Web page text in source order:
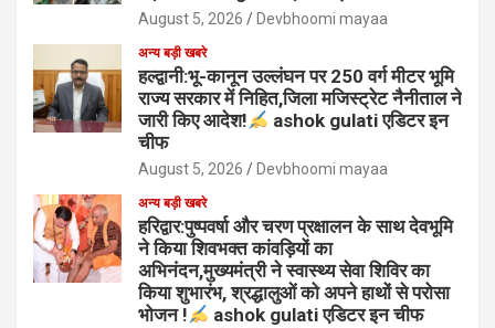
August 5, 2026 Devbhoomi mayaa
अन्य बड़ी खबरे
हल्द्वानी:भू-कानून उल्लंघन पर 250 वर्ग मीटर भूमि
राज्य सरकार में निहित,जिला मजिस्ट्रेट नैनीताल ने
जारी किए आदेश!
ashok gulati एडिटर इन
चीफ
August 5, 2026 Devbhoomi mayaa
अन्य बड़ी खबरे
हरिद्वार:पुष्पवर्षा और चरण प्रक्षालन के साथ देवभूमि
ने किया शिवभक्त कांवड़ियों का
अभिनंदन,मुख्यमंत्री ने स्वास्थ्य सेवा शिविर का
किया शुभारंभ, श्रद्धालुओं को अपने हाथों से परोसा
भोजन !
ashok gulati एडिटर इन चीफ